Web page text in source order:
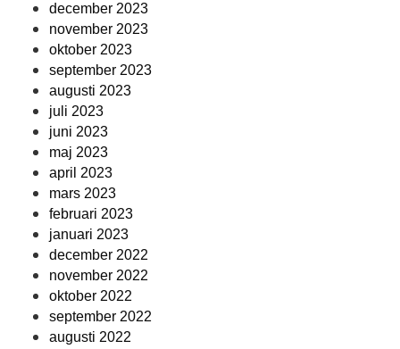
december 2023
november 2023
oktober 2023
september 2023
augusti 2023
juli 2023
juni 2023
maj 2023
april 2023
mars 2023
februari 2023
januari 2023
december 2022
november 2022
oktober 2022
september 2022
augusti 2022